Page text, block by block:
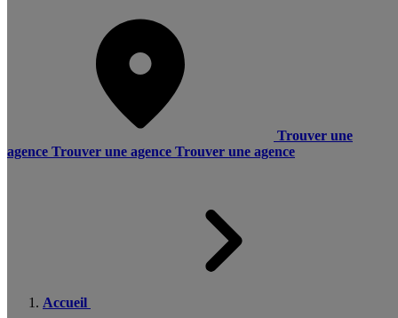
Trouver une
agence Trouver une agence Trouver une agence
Accueil